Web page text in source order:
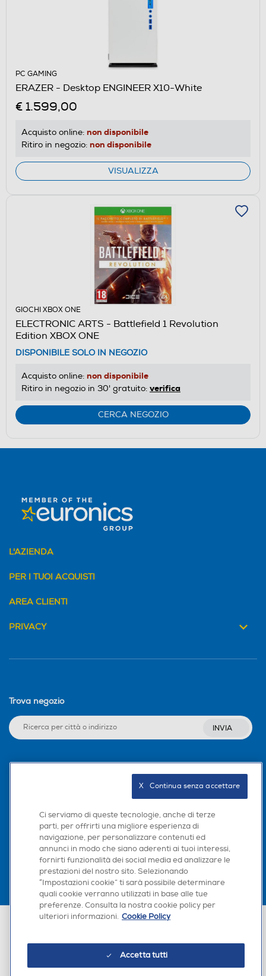
PC GAMING
ERAZER - Desktop ENGINEER X10-White
€ 1.599,00
Acquisto online: non disponibile
Ritiro in negozio: non disponibile
VISUALIZZA
GIOCHI XBOX ONE
ELECTRONIC ARTS - Battlefield 1 Revolution
Edition XBOX ONE
DISPONIBILE SOLO IN NEGOZIO
Acquisto online: non disponibile
Ritiro in negozio in 30' gratuito: verifica
CERCA NEGOZIO
L'AZIENDA
PER I TUOI ACQUISTI
AREA CLIENTI
PRIVACY
Trova negozio
INVIA
Scarica la nostra app
Euronics Italia SpA. Sede legale Via Montefeltro, 6/a 20156 Milano
Ci serviamo di queste tecnologie, anche di terze
parti, per offrirti una migliore esperienza di
navigazione, per personalizzare contenuti ed
annunci in modo che siano aderenti ai tuoi interessi,
fornirti funzionalità dei social media ed analizzare le
prestazioni del nostro sito. Selezionando
“Impostazioni cookie” ti sarà possibile determinare
quali cookie verranno utilizzati in base alle tue
preferenze. Consulta la nostra cookie policy per
ulteriori informazioni. Cookie Policy
Accetta tutti
X   Continua senza accettare